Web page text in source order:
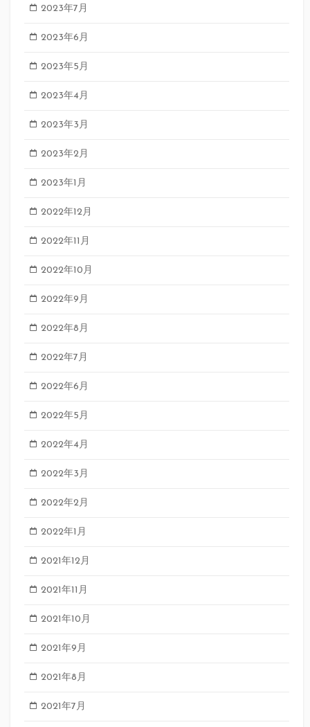
2023年7月
2023年6月
2023年5月
2023年4月
2023年3月
2023年2月
2023年1月
2022年12月
2022年11月
2022年10月
2022年9月
2022年8月
2022年7月
2022年6月
2022年5月
2022年4月
2022年3月
2022年2月
2022年1月
2021年12月
2021年11月
2021年10月
2021年9月
2021年8月
2021年7月